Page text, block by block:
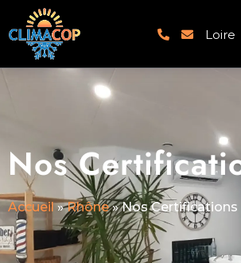
Nos
Accueil»Rhône»Nos Certifications
Loire